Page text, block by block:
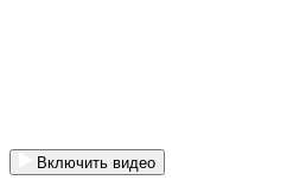
Включить видео